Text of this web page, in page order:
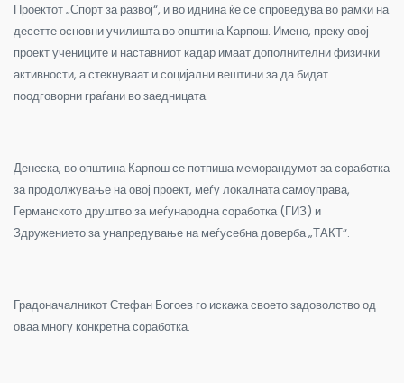
Проектот „Спорт за развој“, и во иднина ќе се спроведува во рамки на
десетте основни училишта во општина Карпош. Имено, преку овој
проект учениците и наставниот кадар имаат дополнителни физички
активности, а стекнуваат и социјални вештини за да бидат
поодговорни граѓани во заедницата.
Денеска, во општина Карпош се потпиша меморандумот за соработка
за продолжување на овој проект, меѓу локалната самоуправа,
Германското друштво за меѓународна соработка (ГИЗ) и
Здружението за унапредување на меѓусебна доверба „ТАКТ“.
Градоначалникот Стефан Богоев го искажа своето задоволство од
оваа многу конкретна соработка.